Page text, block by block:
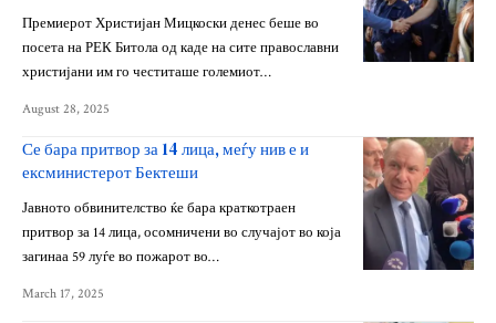
Премиерот Христијан Мицкоски денес беше во
посета на РЕК Битола од каде на сите православни
христијани им го честиташе големиот…
August 28, 2025
Се бара притвор за 14 лица, меѓу нив е и
ексминистерот Бектеши
Јавното обвинителство ќе бара краткотраен
притвор за 14 лица, осомничени во случајот во која
загинаа 59 луѓе во пожарот во…
March 17, 2025